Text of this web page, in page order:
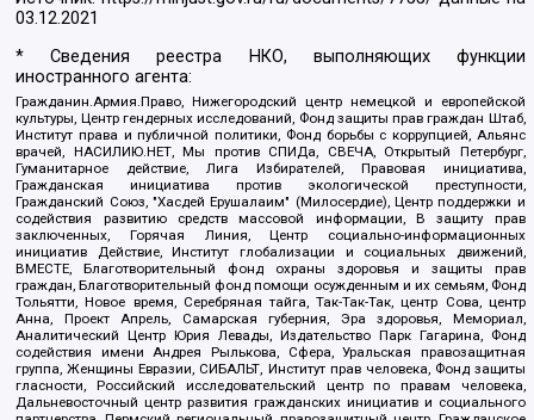
03.12.2021
* Сведения реестра НКО, выполняющих функции
иностранного агента:
Гражданин.Армия.Право, Нижегородский центр немецкой и европейской
культуры, Центр гендерных исследований, Фонд защиты прав граждан Штаб,
Институт права и публичной политики, Фонд борьбы с коррупцией, Альянс
врачей, НАСИЛИЮ.НЕТ, Мы против СПИДа, СВЕЧА, Открытый Петербург,
Гуманитарное действие, Лига Избирателей, Правовая инициатива,
Гражданская инициатива против экологической преступности,
Гражданский Союз, "Хасдей Ерушалаим" (Милосердие), Центр поддержки и
содействия развитию средств массовой информации, В защиту прав
заключенных, Горячая Линия, Центр социально-информационных
инициатив Действие, Институт глобализации и социальных движений,
ВМЕСТЕ, Благотворительный фонд охраны здоровья и защиты прав
граждан, Благотворительный фонд помощи осужденным и их семьям, Фонд
Тольятти, Новое время, Серебряная тайга, Так-Так-Так, центр Сова, центр
Анна, Проект Апрель, Самарская губерния, Эра здоровья, Мемориал,
Аналитический Центр Юрия Левады, Издательство Парк Гагарина, Фонд
содействия имени Андрея Рылькова, Сфера, Уральская правозащитная
группа, Женщины Евразии, СИБАЛЬТ, Институт прав человека, Фонд защиты
гласности, Российский исследовательский центр по правам человека,
Дальневосточный центр развития гражданских инициатив и социального